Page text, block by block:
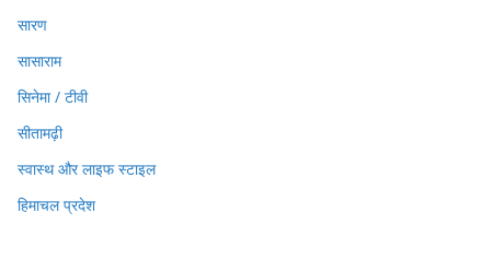
सारण
सासाराम
सिनेमा / टीवी
सीतामढ़ी
स्वास्थ और लाइफ स्टाइल
हिमाचल प्रदेश